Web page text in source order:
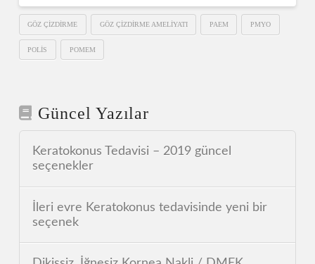
GÖZ ÇIZDIRME GÖZ ÇIZDIRME AMELIYATI PAEM PMYO
POLIS POMEM
Güncel Yazılar
Keratokonus Tedavisi – 2019 güncel
seçenekler
İleri evre Keratokonus tedavisinde yeni bir
seçenek